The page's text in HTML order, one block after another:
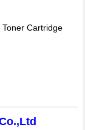
Cartridge